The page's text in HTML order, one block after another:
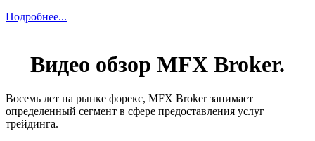
Подробнее...
Видео обзор MFX Broker.
Восемь лет на рынке форекс, MFX Broker занимает
определенный сегмент в сфере предоставления услуг
трейдинга.